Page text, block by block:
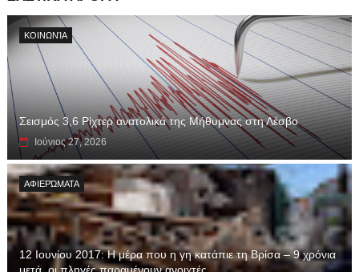
ΚΟΙΝΩΝΊΑ
Σεισμός 3,6 Ρίχτερ ανατολικά της Μήθυμνας στη Λέσβο
Ιούνιος 27, 2026
ΑΦΙΕΡΏΜΑΤΑ
12 Ιουνίου 2017: Η μέρα που η γη κατάπιε τη Βρίσα – 9 χρόνια
μετά, οι πληγές παραμένουν ανοιχτές